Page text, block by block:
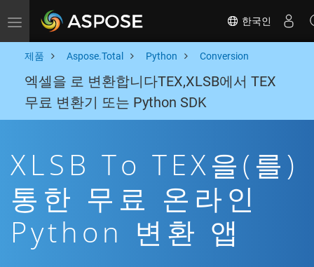
Toggle navigation 한국인
제품 Aspose.Total Python Conversion
엑셀을 로 변환합니다TEX,XLSB에서 TEX
무료 변환기 또는 Python SDK
XLSB To TEX을(를)
통한 무료 온라인
Python 변환 앱